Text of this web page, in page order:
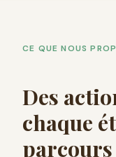
CE QUE NOUS
Des
chaque
parcours